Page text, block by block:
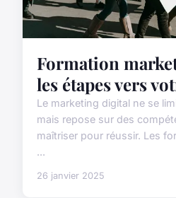
Formation
les étapes vers
Le marketing digital ne se
mais repose sur des
maîtriser pour réussir. Les
...
26 janvier 2025